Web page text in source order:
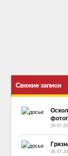
Свежие записи